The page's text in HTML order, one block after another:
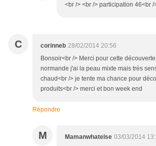
<br /> <br /> participation 46<br /
C corinneb 28/02/2014 20:56
Bonsoir<br /> Merci pour cette
normande j'ai la peau mixte mais très
chaud<br /> je tente ma chance pour
produits<br /> merci et bon week end
Répondre
M Mamanwhatelse 03/03/2014